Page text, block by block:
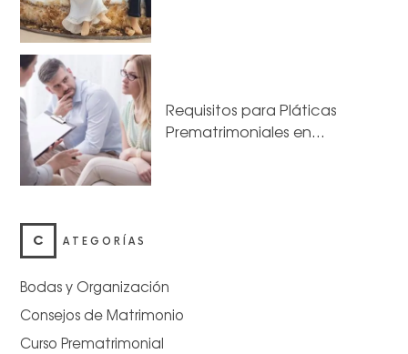
Requisitos para Pláticas
Prematrimoniales en…
C ATEGORÍAS
Bodas y Organización
Consejos de Matrimonio
Curso Prematrimonial